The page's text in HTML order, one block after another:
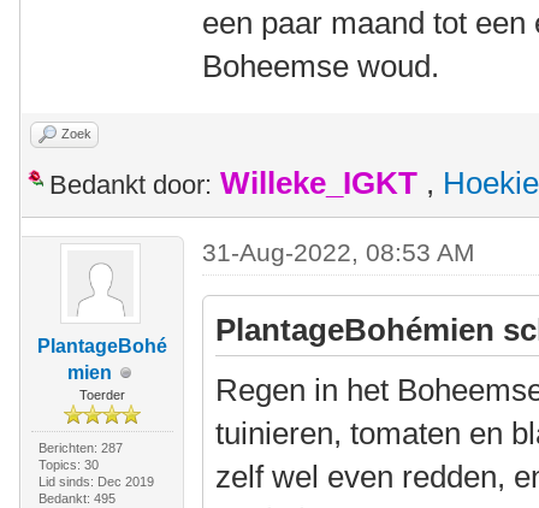
een paar maand tot
Boheemse woud.
Zoek
Bedankt door: Willeke_IGKT , Hoekie
PlantageBohé
mien
Toerder
Berichten: 287
Topics: 30
Lid sinds: Dec 2019
Bedankt: 495
31-Aug-2022, 08:53 AM
PlantageBohémien
Regen in het
tuinieren, tomaten en
zelf wel even redden,